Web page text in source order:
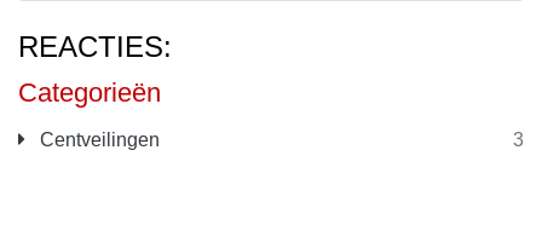
Categorieën
Centveilingen 3
REACTIES: